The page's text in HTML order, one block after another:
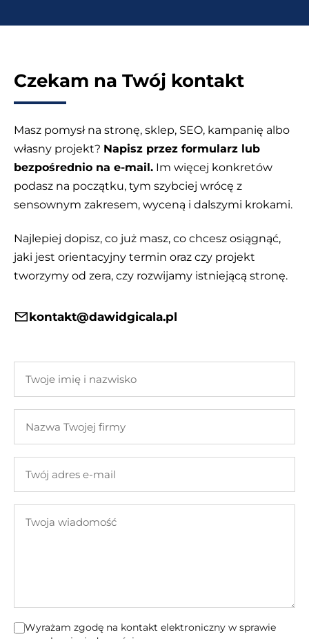
Czekam na Twój kontakt
Masz pomysł na stronę, sklep, SEO, kampanię albo
własny projekt? Napisz przez formularz lub
bezpośrednio na e-mail. Im więcej konkretów
podasz na początku, tym szybciej wrócę z
sensownym zakresem, wyceną i dalszymi krokami.
Najlepiej dopisz, co już masz, co chcesz osiągnąć,
jaki jest orientacyjny termin oraz czy projekt
tworzymy od zera, czy rozwijamy istniejącą stronę.
kontakt@dawidgicala.pl
imię
nazwisko
Twojej
adres
mail
wiadomość
Wyrażam zgodę na kontakt elektroniczny w sprawie